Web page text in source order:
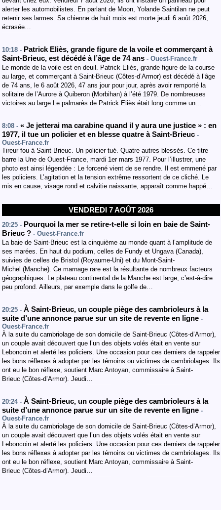
alerter les automobilistes. En parlant de Moon, Yolande Saintilan ne peut
retenir ses larmes. Sa chienne de huit mois est morte jeudi 6 août 2026,
écrasée…
10:18 - Patrick Eliès, grande figure de la voile et commerçant à
Saint-Brieuc, est décédé à l’âge de 74 ans - Ouest-France.fr
Le monde de la voile est en deuil. Patrick Eliès, grande figure de la course
au large, et commerçant à Saint-Brieuc (Côtes-d’Armor) est décédé à l’âge
de 74 ans, le 6 août 2026, 47 ans jour pour jour, après avoir remporté la
solitaire de l’Aurore à Quiberon (Morbihan) à l’été 1979. De nombreuses
victoires au large Le palmarès de Patrick Eliès était long comme un…
8:08 - « Je jetterai ma carabine quand il y aura une justice » : en
1977, il tue un policier et en blesse quatre à Saint-Brieuc -
Ouest-France.fr
Tireur fou à Saint-Brieuc. Un policier tué. Quatre autres blessés. Ce titre
barre la Une de Ouest-France, mardi 1er mars 1977. Pour l’illustrer, une
photo est ainsi légendée : Le forcené vient de se rendre. Il est emmené par
les policiers. L’agitation et la tension extrême ressortent de ce cliché. Le
mis en cause, visage rond et calvitie naissante, apparaît comme happé…
VENDREDI 7 AOÛT 2026
20:25 - Pourquoi la mer se retire-t-elle si loin en baie de Saint-
Brieuc ? - Ouest-France.fr
La baie de Saint-Brieuc est la cinquième au monde quant à l’amplitude de
ses marées. En haut du podium, celles de Fundy et Ungava (Canada),
suivies de celles de Bristol (Royaume-Uni) et du Mont-Saint-
Michel (Manche). Ce marnage rare est la résultante de nombreux facteurs
géographiques. Le plateau continental de la Manche est large, c’est-à-dire
peu profond. Ailleurs, par exemple dans le golfe de…
20:25 - À Saint-Brieuc, un couple piège des cambrioleurs à la
suite d’une annonce parue sur un site de revente en ligne -
Ouest-France.fr
À la suite du cambriolage de son domicile de Saint-Brieuc (Côtes-d’Armor),
un couple avait découvert que l’un des objets volés était en vente sur
Leboncoin et alerté les policiers. Une occasion pour ces derniers de rappeler
les bons réflexes à adopter par les témoins ou victimes de cambriolages. Ils
ont eu le bon réflexe, soutient Marc Antoyan, commissaire à Saint-
Brieuc (Côtes-d’Armor). Jeudi…
20:24 - À Saint-Brieuc, un couple piège des cambrioleurs à la
suite d’une annonce parue sur un site de revente en ligne -
Ouest-France.fr
À la suite du cambriolage de son domicile de Saint-Brieuc (Côtes-d’Armor),
un couple avait découvert que l’un des objets volés était en vente sur
Leboncoin et alerté les policiers. Une occasion pour ces derniers de rappeler
les bons réflexes à adopter par les témoins ou victimes de cambriolages. Ils
ont eu le bon réflexe, soutient Marc Antoyan, commissaire à Saint-
Brieuc (Côtes-d’Armor). Jeudi…